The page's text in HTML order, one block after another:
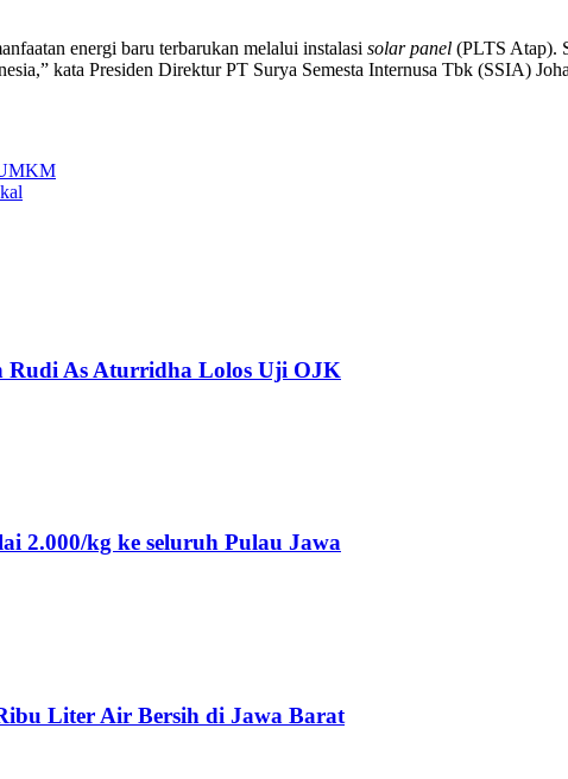
energi baru terbarukan melalui instalasi solar panel (PLTS Atap).
kata Presiden Direktur PT Surya Semesta Internusa Tbk (SSIA)
Rudi As Aturridha Lolos Uji OJK
2.000/kg ke seluruh Pulau Jawa
Liter Air Bersih di Jawa Barat